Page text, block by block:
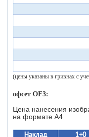
(цены указаны в гривнах с
офсет OF3:
Цена нанесения
на формате A4
Наклад 1+0